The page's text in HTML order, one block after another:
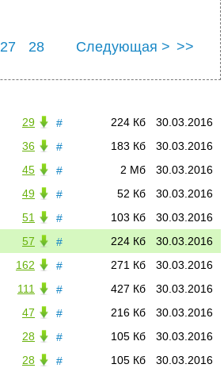
27 28 Следующая > >>
# 30.03.2016
224 Кб
29
#
30.03.2016
183 Кб
36
#
30.03.2016
2 Мб
45
#
30.03.2016
52 Кб
49
#
30.03.2016
103 Кб
51
#
30.03.2016
224 Кб
57
#
30.03.2016
271 Кб
162
#
30.03.2016
427 Кб
111
#
30.03.2016
216 Кб
47
#
30.03.2016
105 Кб
28
#
30.03.2016
105 Кб
28